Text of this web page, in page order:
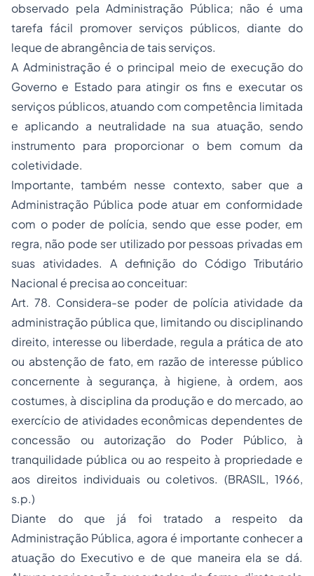
observado pela Administração Pública; não é uma
tarefa fácil promover serviços públicos, diante do
leque de abrangência de tais serviços.
A Administração é o principal meio de execução do
Governo e Estado para atingir os fins e executar os
serviços públicos, atuando com competência limitada
e aplicando a neutralidade na sua atuação, sendo
instrumento para proporcionar o bem comum da
coletividade.
Importante, também nesse contexto, saber que a
Administração Pública pode atuar em conformidade
com o poder de polícia, sendo que esse poder, em
regra, não pode ser utilizado por pessoas privadas em
suas atividades. A definição do Código Tributário
Nacional é precisa ao conceituar:
Art. 78. Considera-se poder de polícia atividade da
administração pública que, limitando ou disciplinando
direito, interesse ou liberdade, regula a prática de ato
ou abstenção de fato, em razão de interesse público
concernente à segurança, à higiene, à ordem, aos
costumes, à disciplina da produção e do mercado, ao
exercício de atividades econômicas dependentes de
concessão ou autorização do Poder Público, à
tranquilidade pública ou ao respeito à propriedade e
aos direitos individuais ou coletivos. (BRASIL, 1966,
s.p.)
Diante do que já foi tratado a respeito da
Administração Pública, agora é importante conhecer a
atuação do Executivo e de que maneira ela se dá.